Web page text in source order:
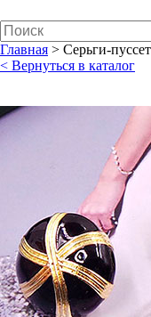
Главная > Серьги-
< Вернуться в каталог